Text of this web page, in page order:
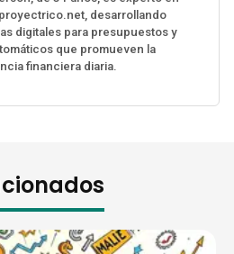
desarrollando
digitales para presupuestos y
que promueven la
financiera diaria.